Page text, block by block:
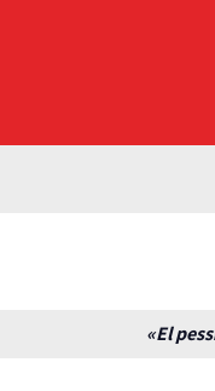
«El